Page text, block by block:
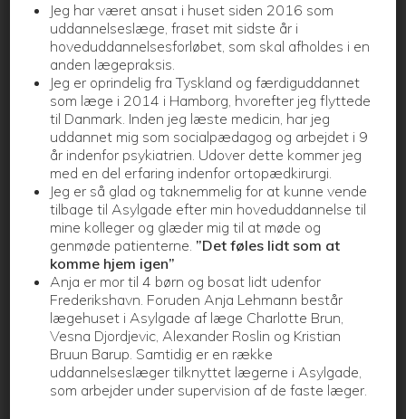
12 år Nej MFR (se 4)
12 år Nej
HPV – 2
Di-Te-Ki-Pol-Hib+Hbv: Difteri-Stivkrampe-Kighoste-
Polio-Haemophilus influenza type b-Hepatitis B.
Pneumokok
MFR: Mæslinger-Fåresyge- Røde hunde
Hvis ikke barnet har fået to MFR-vaccinationer tidligere
HPV: Livmoderhalskræft
Det danske børnevaccinationsprogram er et tilbud til alle
børn om gratis vaccination mod infektionssygdomme:
Difteri (bakterie), der bl.a. kan give alvorlig
halsbetændelse.
Jeg har været ansat i huset siden 2016 som
uddannelseslæge, fraset mit sidste år i
hoveduddannelsesforløbet, som skal afholdes i en
anden lægepraksis.
Jeg er oprindelig fra Tyskland og færdiguddannet
som læge i 2014 i Hamborg, hvorefter jeg flyttede
til Danmark. Inden jeg læste medicin, har jeg
uddannet mig som socialpædagog og arbejdet i 9
år indenfor psykiatrien. Udover dette kommer jeg
med en del erfaring indenfor ortopædkirurgi.
Jeg er så glad og taknemmelig for at kunne vende
tilbage til Asylgade efter min hoveduddannelse til
mine kolleger og glæder mig til at møde og
genmøde patienterne. ”Det føles lidt som at
komme hjem igen”
Anja er mor til 4 børn og bosat lidt udenfor
Frederikshavn. Foruden Anja Lehmann består
lægehuset i Asylgade af læge Charlotte Brun,
Vesna Djordjevic, Alexander Roslin og Kristian
Bruun Barup. Samtidig er en række
uddannelseslæger tilknyttet lægerne i Asylgade,
som arbejder under supervision af de faste læger.